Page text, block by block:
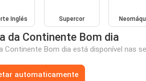
Inglés Supercor
da Continente Bom dia
Continente Bom dia está disponível nas
automaticamente